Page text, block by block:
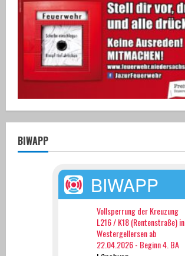
BIWAPP
BIWAPP
Vollsperrung der Kreuzung
L216 / K18 (Rentenstraße) in
Westergellersen ab
22.04.2026 - Beginn 4. BA